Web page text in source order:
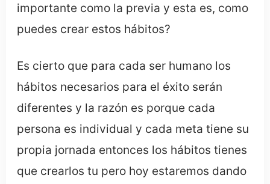
importante como la previa y esta es, como
puedes crear estos hábitos?
Es cierto que para cada ser humano los
hábitos necesarios para el éxito serán
diferentes y la razón es porque cada
persona es individual y cada meta tiene su
propia jornada entonces los hábitos tienes
que crearlos tu pero hoy estaremos dando